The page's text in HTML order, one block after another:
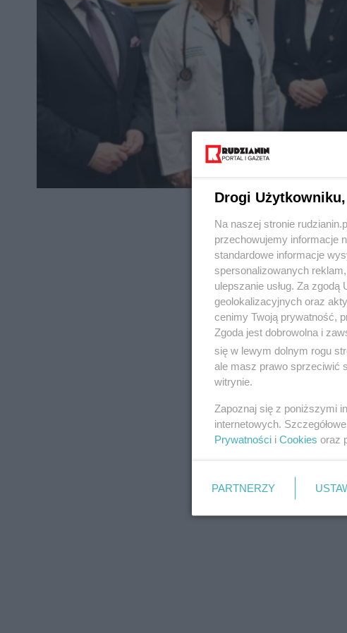
REKLAMA
Drogi Użytkowniku,
Na naszej stronie
przechowujemy informacje
standardowe informacje
spersonalizowanych
ulepszanie usług. Za
geolokalizacyjnych oraz
cenimy Twoją prywatność,
Zgoda jest dobrowolna i
się w lewym dolnym rogu
ale masz prawo sprzeciwić
witrynie.
Zapoznaj się z poniższymi
internetowych.
Prywatności i Cookies oraz
PARTNERZY